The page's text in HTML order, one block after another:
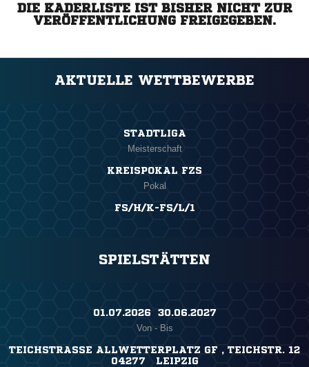
DIE KADERLISTE IST BISHER NICHT ZUR
VERÖFFENTLICHUNG FREIGEGEBEN.
AKTUELLE WETTBEWERBE
STADTLIGA
Meisterschaft
KREISPOKAL FZS
Pokal
FS/H/K-FS/L/1
SPIELSTÄTTEN
01.07.2026 ​ 30.06.2027
Von - Bis
TEICHSTRASSE ALLWETTERPLATZ GF , TEICHSTR. 12
04277 LEIPZIG